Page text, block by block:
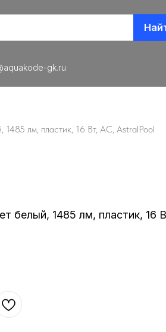
gk.ru
лм, пластик, 16 Вт, AC, AstralPool
белый, 1485 лм, пластик, 16